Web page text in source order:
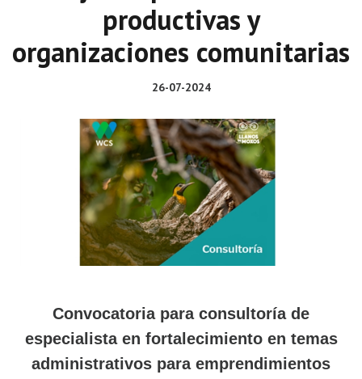
productivas y
organizaciones comunitarias
26-07-2024
Convocatoria para consultoría de
especialista en fortalecimiento en temas
administrativos para emprendimientos